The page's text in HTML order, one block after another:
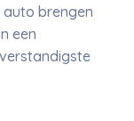
brengen
een